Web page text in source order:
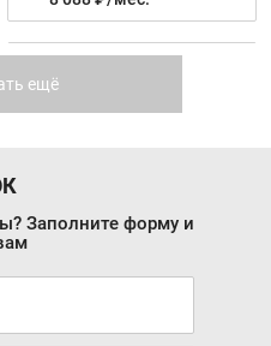
MAZDA CX-9
3 664 820 ₽
50 002 ₽/мес.
ещё
Заполните форму и